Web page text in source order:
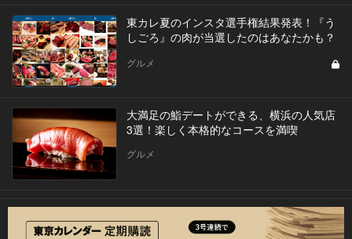
東カレ夏のインスタ選手権結果発表！『う
しごろ』の肉が当選したのはあなたかも？
グルメ
大満足の鮨デートができる、横浜の人気店
3選！楽しく本格的なコースを満喫
グルメ